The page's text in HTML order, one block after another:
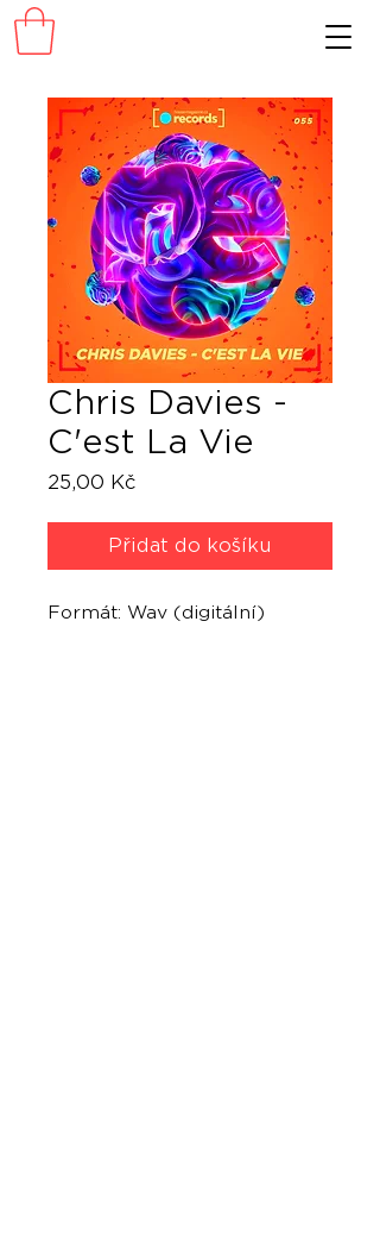
Chris Davies -
C'est La Vie
25,00 Kč
Přidat do košíku
Formát: Wav (digitální)